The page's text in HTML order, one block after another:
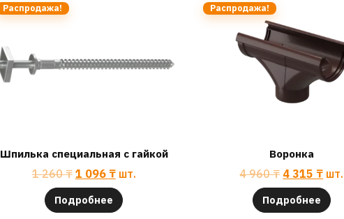
Распродажа!
Шпилька специальная с гайкой
1 260₸ 1 096 ₸ шт.
Подробнее
Распродажа!
Воронка
4 960₸ 4 315 ₸ шт.
Подробнее